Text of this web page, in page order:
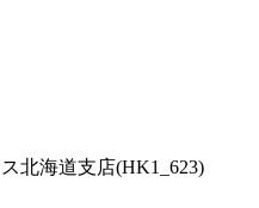
北海道支店(HK1_623)